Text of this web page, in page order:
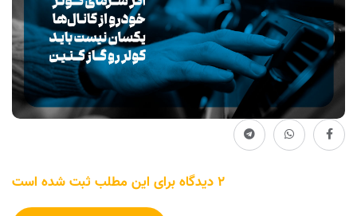
2 دیدگاه برای این مطلب ثبت شده است